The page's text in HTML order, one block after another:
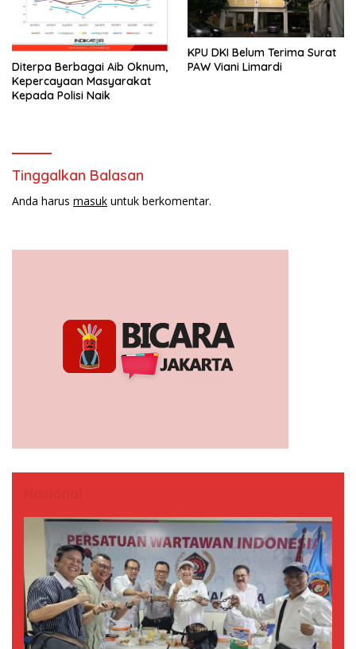
Diterpa Berbagai Aib Oknum,
Kepercayaan Masyarakat
Kepada Polisi Naik
KPU DKI Belum Terima Surat
PAW Viani Limardi
Tinggalkan Balasan
Anda harus masuk untuk berkomentar.